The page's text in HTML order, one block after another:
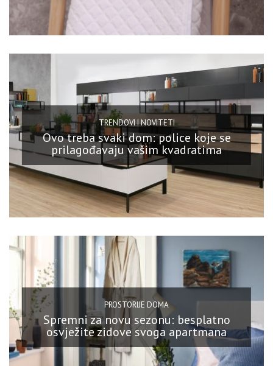
TRENDOVI I NOVITETI
Ovo treba svaki dom: police koje se
prilagođavaju vašim kvadratima
PROSTORIJE DOMA
Spremni za novu sezonu: besplatno
osvježite zidove svoga apartmana